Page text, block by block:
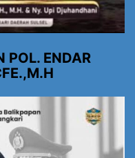
POL. ENDAR